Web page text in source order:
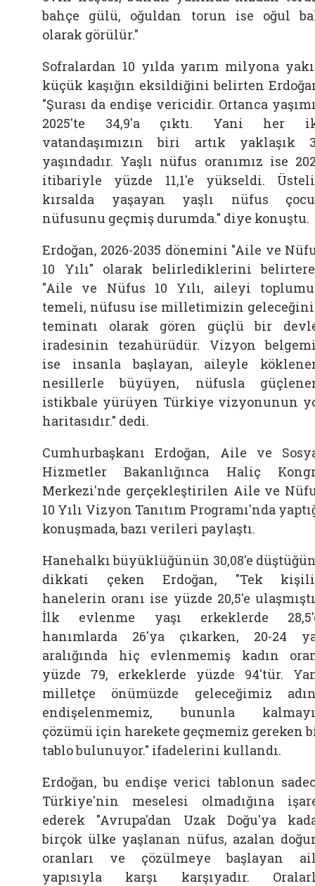
bahçe gülü, oğuldan torun ise oğul
olarak görülür."
Sofralardan 10 yılda yarım milyona
küçük kaşığın eksildiğini belirten
"Şurası da endişe vericidir. Ortanca
2025'te 34,9'a çıktı. Yani her
vatandaşımızın biri artık yaklaşık
yaşındadır. Yaşlı nüfus oranımız ise
itibariyle yüzde 11,1'e yükseldi.
kırsalda yaşayan yaşlı nüfus
nüfusunu geçmiş durumda." diye konuştu.
Erdoğan, 2026-2035 dönemini "Aile ve
10 Yılı" olarak belirlediklerini
"Aile ve Nüfus 10 Yılı, aileyi
temeli, nüfusu ise milletimizin
teminatı olarak gören güçlü bir
iradesinin tezahürüdür. Vizyon
ise insanla başlayan, aileyle
nesillerle büyüyen, nüfusla
istikbale yürüyen Türkiye vizyonunun
haritasıdır." dedi.
Cumhurbaşkanı Erdoğan, Aile ve
Hizmetler Bakanlığınca Haliç
Merkezi'nde gerçekleştirilen Aile ve
10 Yılı Vizyon Tanıtım Programı'nda
konuşmada, bazı verileri paylaştı.
Hanehalkı büyüklüğünün 30,08'e
dikkati çeken Erdoğan, "Tek
hanelerin oranı ise yüzde 20,5'e
İlk evlenme yaşı erkeklerde
hanımlarda 26'ya çıkarken, 20-24
aralığında hiç evlenmemiş kadın
yüzde 79, erkeklerde yüzde 94'tür.
milletçe önümüzde geleceğimiz
endişelenmemiz, bununla
çözümü için harekete geçmemiz gereken
tablo bulunuyor." ifadelerini kullandı.
Erdoğan, bu endişe verici tablonun
Türkiye'nin meselesi olmadığına
ederek "Avrupa'dan Uzak Doğu'ya
birçok ülke yaşlanan nüfus, azalan
oranları ve çözülmeye başlayan
yapısıyla karşı karşıyadır.